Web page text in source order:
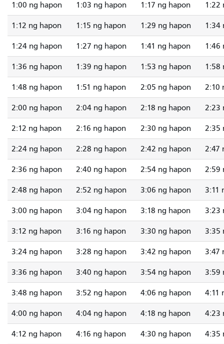
1:00 ng hapon 1:03 ng hapon 1:17 ng hapon 1:22
1:12 ng hapon 1:15 ng hapon 1:29 ng hapon 1:34
1:24 ng hapon 1:27 ng hapon 1:41 ng hapon 1:46
1:36 ng hapon 1:39 ng hapon 1:53 ng hapon 1:58
1:48 ng hapon 1:51 ng hapon 2:05 ng hapon 2:10
2:00 ng hapon 2:04 ng hapon 2:18 ng hapon 2:23
2:12 ng hapon 2:16 ng hapon 2:30 ng hapon 2:35
2:24 ng hapon 2:28 ng hapon 2:42 ng hapon 2:47
2:36 ng hapon 2:40 ng hapon 2:54 ng hapon 2:59
2:48 ng hapon 2:52 ng hapon 3:06 ng hapon 3:11
3:00 ng hapon 3:04 ng hapon 3:18 ng hapon 3:23
3:12 ng hapon 3:16 ng hapon 3:30 ng hapon 3:35
3:24 ng hapon 3:28 ng hapon 3:42 ng hapon 3:47
3:36 ng hapon 3:40 ng hapon 3:54 ng hapon 3:59
3:48 ng hapon 3:52 ng hapon 4:06 ng hapon 4:11
4:00 ng hapon 4:04 ng hapon 4:18 ng hapon 4:23
4:12 ng hapon 4:16 ng hapon 4:30 ng hapon 4:35